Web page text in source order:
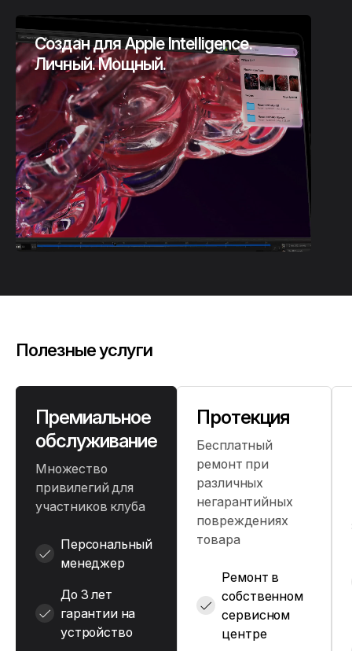
Создан для Apple Intelligence.
Личный. Мощный.
Полезные услуги
Премиальное
обслуживание
Множество
привилегий для
участников клуба
Персональный
менеджер
До 3 лет
гарантии на
устройство
Протекция
Бесплатный
ремонт при
различных
негарантийных
повреждениях
товара
Ремонт в
собственном
сервисном
центре